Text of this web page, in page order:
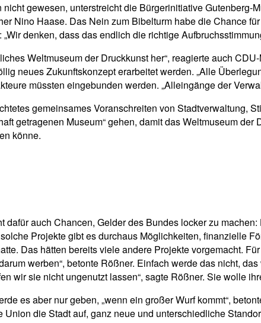
gewesen, unterstreicht die Bürgerinitiative Gutenberg-
Nino Haase. Das Nein zum Bibelturm habe die Chance
denken, dass das endlich die richtige
Weltmuseum der Druckkunst her“, reagierte auch
neues Zukunftskonzept erarbeitet werden. „Alle
müssten eingebunden werden. „Alleingänge der
gemeinsames Voranschreiten von Stadtverwaltung,
getragenen Museum“ gehen, damit das Weltmuseum
könne.
auch Chancen, Gelder des Bundes locker zu
Projekte gibt es durchaus Möglichkeiten, finanzielle
Das hätten bereits viele andere Projekte vorgemacht.
werben“, betonte Rößner. Einfach werde das nicht,
wir sie nicht ungenutzt lassen“, sagte Rößner. Sie wolle
es aber nur geben, „wenn ein großer Wurf kommt“,
die Stadt auf, ganz neue und unterschiedliche